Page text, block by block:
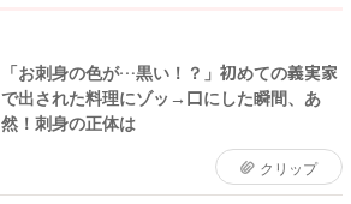
「お刺身の色が…黒い！？」初めての義実家
で出された料理にゾッ→口にした瞬間、あ
然！刺身の正体は
クリップ